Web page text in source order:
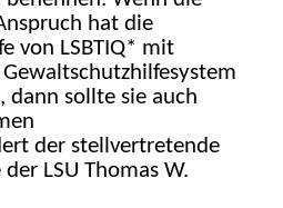
hat die
von LSBTIQ* mit
dann sollte sie auch
der stellvertretende
LSU Thomas W.